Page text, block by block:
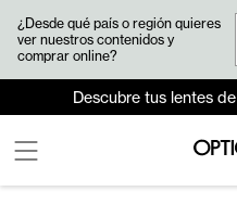
¿Desde qué país o región quieres
ver nuestros contenidos y
comprar online?
Descubre tus lentes